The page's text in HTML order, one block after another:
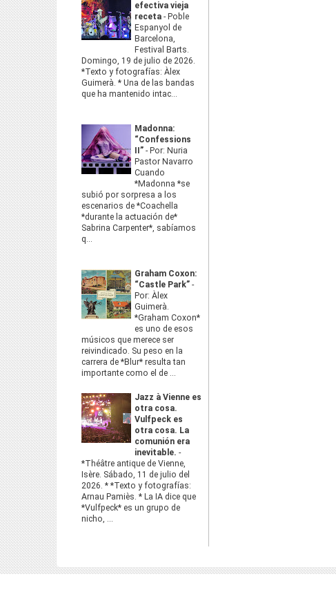
efectiva vieja
receta - Poble
Espanyol de
Barcelona,
Festival Barts.
Domingo, 19 de julio de 2026.
*Texto y fotografías: Àlex
Guimerà. * Una de las bandas
que ha mantenido intac...
Madonna:
“Confessions
II” - Por: Nuria
Pastor Navarro
Cuando
*Madonna *se
subió por sorpresa a los
escenarios de *Coachella
*durante la actuación de*
Sabrina Carpenter*, sabíamos
q...
Graham Coxon:
“Castle Park” -
Por: Àlex
Guimerà.
*Graham Coxon*
es uno de esos
músicos que merece ser
reivindicado. Su peso en la
carrera de *Blur* resulta tan
importante como el de ...
Jazz à Vienne es
otra cosa.
Vulfpeck es
otra cosa. La
comunión era
inevitable. -
*Théâtre antique de Vienne,
Isère. Sábado, 11 de julio del
2026. * *Texto y fotografías:
Arnau Pamiès. * La IA dice que
*Vulfpeck* es un grupo de
nicho, ...